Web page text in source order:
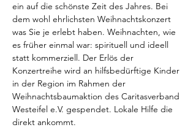
ein auf die schönste Zeit des Jahres. Bei
dem wohl ehrlichsten Weihnachtskonzert
was Sie je erlebt haben. Weihnachten, wie
es früher einmal war: spirituell und ideell
statt kommerziell. Der Erlös der
Konzertreihe wird an hilfsbedürftige Kinder
in der Region im Rahmen der
Weihnachtsbaumaktion des Caritasverband
Westeifel e.V. gespendet. Lokale Hilfe die
direkt ankommt.